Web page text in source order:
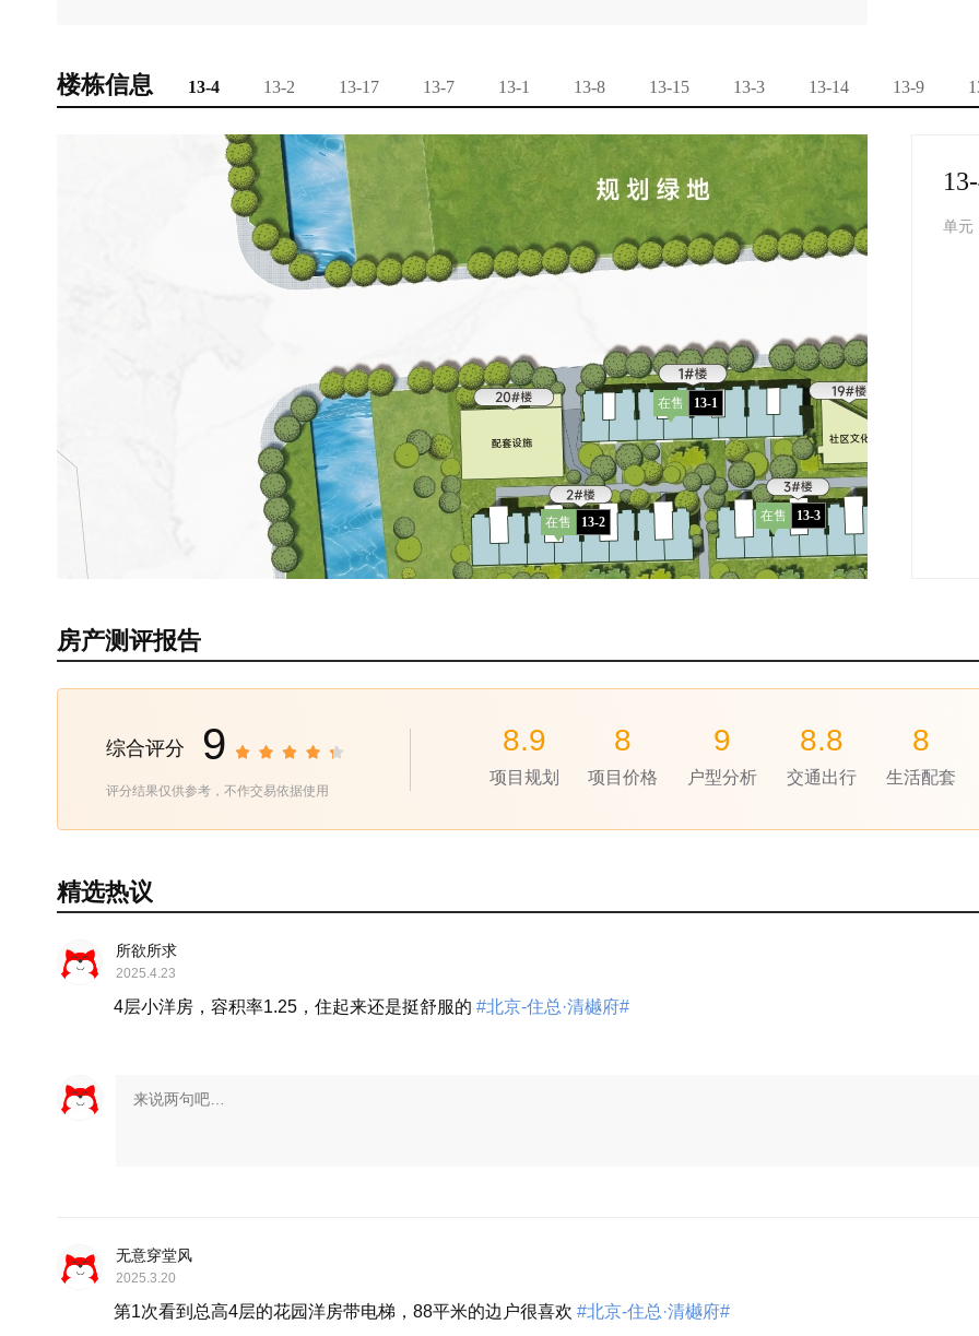
楼栋信息 13-4 13-2 13-17 13-7 13-1 13-8 13-15 13-3 13-14 13-9
在售 13-2
在售 13-1
在售 13-8
在售 13-3
9
在售 13-13
售
6
单元
房产测评报告
综合评分 9
评分结果仅供参考，不作交易依据使用
8.9
项目规划
8
项目价格
9
户型分析
8.8
交通出行
8
生活配套
精选热议
所欲所求
2025.4.23
4层小洋房，容积率1.25，住起来还是挺舒服的 #北京-住总·清樾府#
无意穿堂风
2025.3.20
第1次看到总高4层的花园洋房带电梯，88平米的边户很喜欢 #北京-住总·清樾府#